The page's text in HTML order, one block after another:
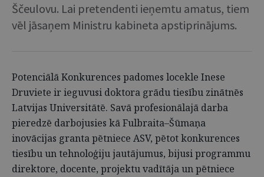
Ščeulovu. Lai pretendenti ieņemtu amatus, tiem
vēl jāsaņem Ministru kabineta apstiprinājums.
Potenciālā Konkurences padomes locekle Inese
Druviete ir ieguvusi doktora grādu tiesību zinātnēs
Latvijas Universitātē. Savā profesionālajā darba
pieredzē darbojusies kā Fulbraita–Šūmaņa
inovācijas granta pētniece ASV, pētot konkurences
tiesību un tehnoloģiju jautājumus, bijusi programmu
direktore, docente, projektu vadītāja un pētniece